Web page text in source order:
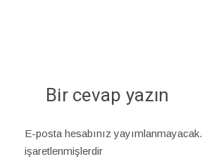
Bir cevap yazın
E-posta hesabınız yayımlanmayacak.
işaretlenmişlerdir